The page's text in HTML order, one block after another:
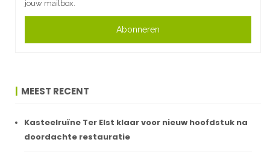
jouw mailbox.
Abonneren
MEEST RECENT
Kasteelruïne Ter Elst klaar voor nieuw hoofdstuk na
doordachte restauratie